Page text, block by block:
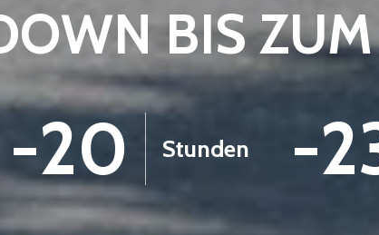
BIS
-20 Stunden -